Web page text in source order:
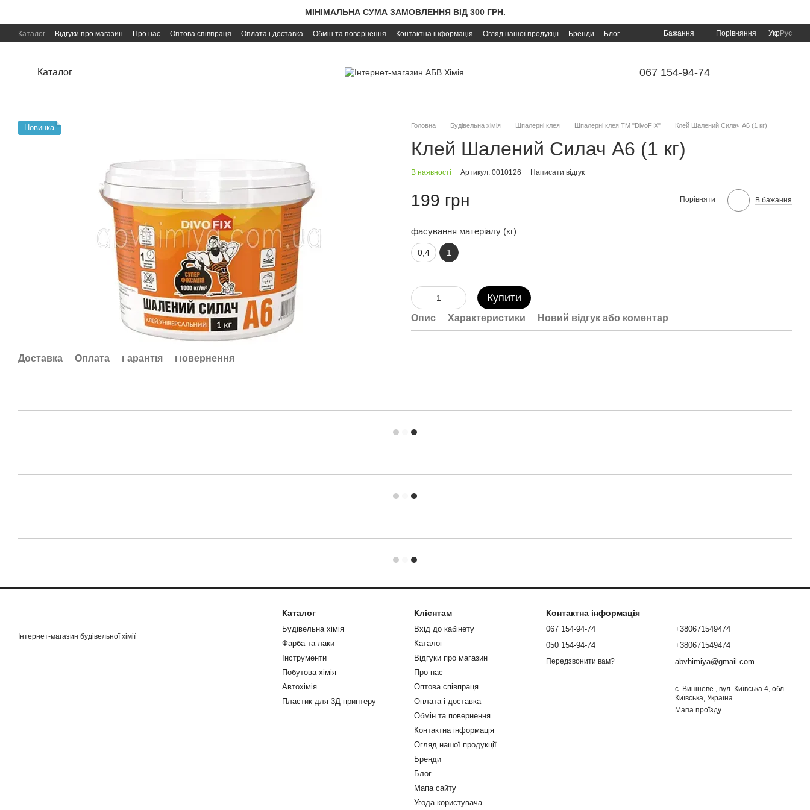
МІНІМАЛЬНА СУМА ЗАМОВЛЕННЯ ВІД 300 ГРН.
Каталог Відгуки про магазин Про нас Оптова співпраця Оплата і доставка Обмін та повернення Контактна інформація Огляд нашої продукції Бренди
Блог
Бажання Порівняння УкрРус
Каталог 067 154-94-74
Новинка
Доставка Оплата Гарантія Повернення
Головна Будівельна хімія Шпалерні клея Шпалерні клея TM "DivoFIX" Клей Шалений Силач А6 (1 кг)
Клей Шалений Силач А6 (1 кг)
В наявності Артикул: 0010126 Написати відгук
199 грн Порівняти В бажання
фасування матеріалу (кг)
0,4 1
Купити
Опис Характеристики Новий відгук або коментар
Інтернет-магазин будівельної хімії
Каталог
Будівельна хімія
Фарба та лаки
Інструменти
Побутова хімія
Автохімія
Пластик для 3Д принтеру
Клієнтам
Вхід до кабінету
Каталог
Відгуки про магазин
Про нас
Оптова співпраця
Оплата і доставка
Обмін та повернення
Контактна інформація
Огляд нашої продукції
Бренди
Блог
Мапа сайту
Угода користувача
Контактна інформація
067 154-94-74
050 154-94-74
Передзвонити вам?
+380671549474
+380671549474
abvhimiya@gmail.com
с. Вишневе , вул. Київська 4, обл.
Київська, Україна
Мапа проїзду